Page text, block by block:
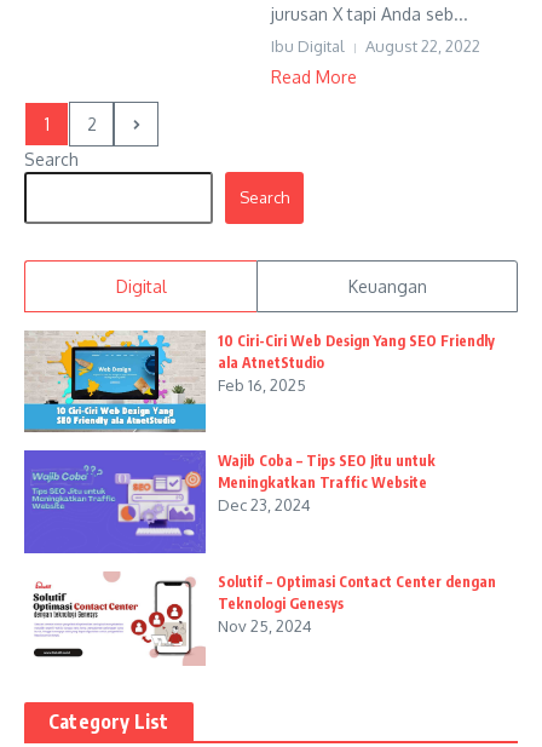
jurusan X tapi Anda seb...
Ibu Digital August 22, 2022
Read More
1
2
Search
Search
Digital Keuangan
10 Ciri-Ciri Web Design Yang SEO Friendly
ala AtnetStudio
Feb 16, 2025
Wajib Coba – Tips SEO Jitu untuk
Meningkatkan Traffic Website
Dec 23, 2024
Solutif – Optimasi Contact Center dengan
Teknologi Genesys
Nov 25, 2024
Category List